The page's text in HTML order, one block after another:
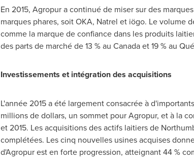
En 2015, Agropur a continué de miser sur des
marques phares, soitOKA, Natrel et iögo. Le volume
comme la marque de confiance dans les produits
des parts de marché de 13 % au Canadaet 19 % au
Investissements et intégration des acquisitions
L'année 2015 a été largement consacrée à
millions de dollars, un sommet pour Agropur, et à la
et2015. Les acquisitions des actifs laitiers de
complétées. Les cinq nouvelles usines acquises
d'Agropur est en forte progression, atteignant 44 %